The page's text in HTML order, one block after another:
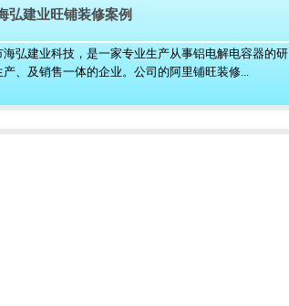
弘建业旺铺装修案例
海弘建业科技，是一家专业生产从事铝电解电容器的研
产、及销售一体的企业。公司的阿里铺旺装修...